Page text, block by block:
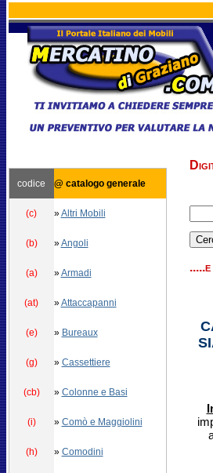
codice @ catalogo generale
(c) »Altri Mobili
(b) »Angoli
(a) »Armadi
(at) »Attaccapanni
(e) » Bureaux
(g) » Cassettiere
(cb) » Colonne e Basi
(i) » Comò e Maggiolini
(h) » Comodini